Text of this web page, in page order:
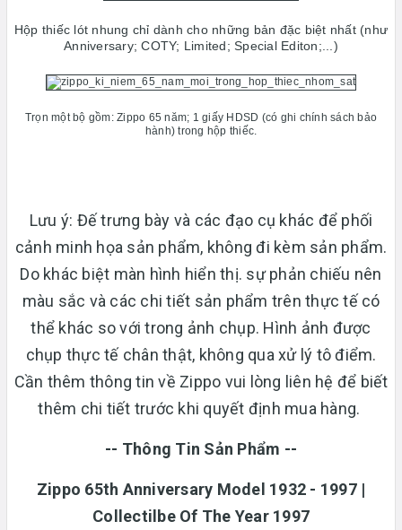
Hộp thiếc lót nhung chỉ dành cho những bản đặc biệt nhất (như
Anniversary; COTY; Limited; Special Editon;...)
Trọn một bộ gồm: Zippo 65 năm; 1 giấy HDSD (có ghi chính sách bảo
hành) trong hộp thiếc.
Lưu ý: Đế trưng bày và các đạo cụ khác để phối
cảnh minh họa sản phẩm, không đi kèm sản phẩm.
Do khác biệt màn hình hiển thị. sự phản chiếu nên
màu sắc và các chi tiết sản phẩm trên thực tế có
thể khác so với trong ảnh chụp. Hình ảnh được
chụp thực tế chân thật, không qua xử lý tô điểm.
Cần thêm thông tin về Zippo vui lòng liên hệ để biết
thêm chi tiết trước khi quyết định mua hàng.
-- Thông Tin Sản Phẩm --
Zippo 65th Anniversary Model 1932 - 1997 |
Collectilbe Of The Year 1997